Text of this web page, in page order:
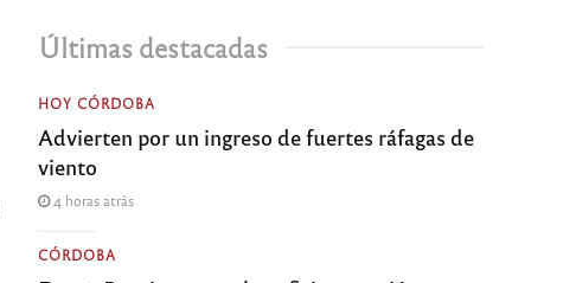
Últimas destacadas
HOY CÓRDOBA
Advierten por un ingreso de fuertes ráfagas de
viento
4 horas atrás
CÓRDOBA